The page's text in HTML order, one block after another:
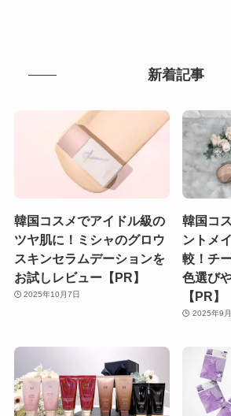
新着記事
韓国コスメでアイドル級の
ツヤ肌に！ミシャのグロウ
スキンセラムデーションを
お試しレビュー【PR】
2025年10月7日
韓国コ
ントメ
較！チ
色選び
【PR】
2025年9